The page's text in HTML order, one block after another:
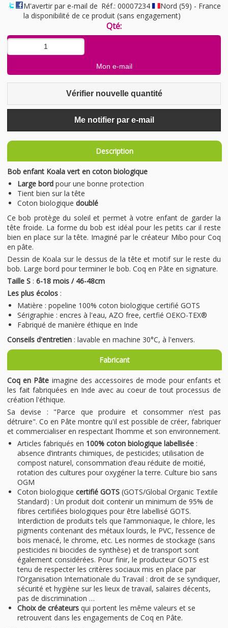
Réf.: 00007234
Nord (59) - France
M'avertir par e-mail de
la disponibilité de ce produit (sans engagement)
Qté:
Vérifier nouvelle quantité
Me notifier par e-mail
Description
Bob enfant Koala vert en coton biologique
Large bord pour une bonne protection
Tient bien sur la tête
Coton biologique doublé
Ce bob protège du soleil et permet à votre enfant de garder la
tête froide. La forme du bob est idéal pour les petits car il reste
bien en place sur la tête. Imaginé par le créateur Mibo pour Coq
en pâte.
Dessin de Koala sur le dessus de la tête et motif sur le reste du
bob. Large bord pour terminer le bob. Coq en Pâte en signature.
Taille S : 6-18 mois / 46-48cm
Les plus écolos :
Matière : popeline 100% coton biologique certifié GOTS
Sérigraphie : encres à l'eau, AZO free, certfié OEKO-TEX®
Fabriqué de manière éthique en Inde
Conseils d'entretien : lavable en machine 30°C, à l'envers.
Fabricant
Coq en Pâte imagine des accessoires de mode pour enfants et
les fait fabriquées en Inde avec au coeur de tout processus de
création l'éthique.
Sa devise : "Parce que produire et consommer n’est pas
détruire". Co en Pâte montre qu'il est possible de créer, fabriquer
et commercialiser en respectant l’homme et son environnement.
Articles fabriqués en 100% coton biologique labellisée :
absence d’intrants chimiques, de pesticides; utilisation de
compost naturel, consommation d’eau réduite de moitié,
rotation des cultures pour oxygéner la terre. Culture bio sans
OGM
Coton biologique certifié GOTS (GOTS/Global Organic Textile
Standard) : Un produit doit contenir un minimum de 95% de
fibres certifiées biologiques pour être labellisé GOTS.
Interdiction de produits tels que l’ammoniaque, le chlore, les
pigments contenant des métaux lourds, le PVC, l’essence de
bois menacé, le chrome, etc. Les normes de stockage (sans
pesticides ni biocides de synthèse) et de transport sont
également considérées. Pour finir, le producteur GOTS est
tenu de respecter les critères sociaux mis en place par
l’Organisation Internationale du Travail : droit de se syndiquer,
sécurité et hygiène sur les lieux de travail, salaires décents,
pas de discrimination …
Choix de créateurs qui portent les même valeurs et se
retrouvent dans les engagements de Coq en Pâte.